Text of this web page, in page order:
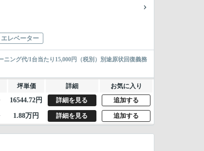
エレベーター
ング代/1台当たり15,000円（税別）別途原状回復義務
坪単価 詳細 お気に入り
16544.72円 詳細を見る 追加する
1.88万円 詳細を見る 追加する